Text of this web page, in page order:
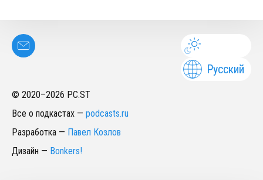
Русский
© 2020–2026 PC.ST
Все о подкастах — podcasts.ru
Разработка — Павел Козлов
Дизайн — Bonkers!